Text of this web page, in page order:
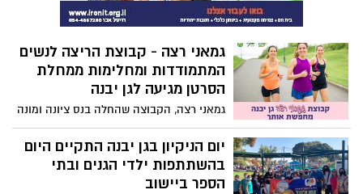
גמאני רצה - קבוצת הריצה לנשים
המתמודדות ומחלימות ממחלת
הסרטן מגיעה לגן יבנה
גמאני רצה, הקבוצה שהחלה בנס ציונה ומונה
כבר 60 קבוצות בכל רחבי הארץ מציעה
אימוני ריצה ואימוני כוח ללא עלות לנשים
המתמודדות ומחלימות מכל סוגי הסרטן
הנשיים.
יום הניקיון בגן יבנה התקיים היום
בהשתתפות ילדי הגנים ובתי
הספר ביישוב